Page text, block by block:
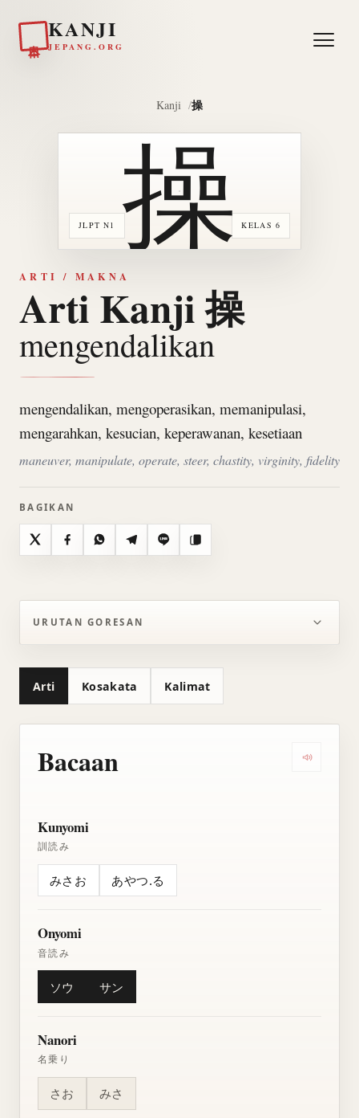
KANJI
JEPANG.ORG
Kanji 操
JLPT N1 KELAS 6
操
ARTI / MAKNA
Arti Kanji 操
mengendalikan
mengendalikan, mengoperasikan, memanipulasi,
mengarahkan, kesucian, keperawanan, kesetiaan
maneuver, manipulate, operate, steer, chastity, virginity, fidelity
BAGIKAN
X FacebookWhatsAppTelegramLine Salin
URUTAN GORESAN
Arti Kosakata Kalimat
Bacaan
Kunyomi
訓読み
みさお あやつ.る
Onyomi
音読み
ソウ サン
Nanori
名乗り
さお みさ